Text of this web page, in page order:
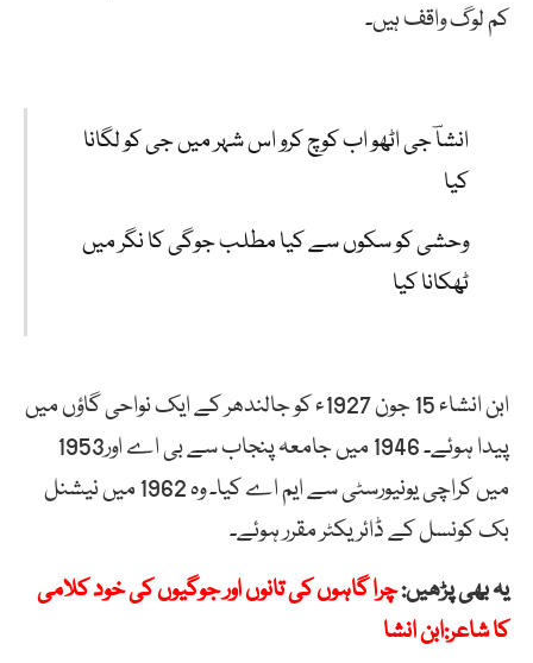
کم لوگ واقف ہیں۔
انشاؔجیاٹھوابکوچکرواسشہرمیںجیکولگانا
کیا
وحشیکوسکوںسےکیامطلبجوگیکانگرمیں
ٹھکاناکیا
ابن انشاء 15 جون 1927ء کو جالندھر کے ایک نواحی گاؤں میں
پیدا ہوئے۔ 1946 میں جامعہ پنجاب سے بی اے اور1953
میں کراچی یونیورسٹی سے ایم اے کیا۔ وہ 1962 میں نیشنل
بک کونسل کے ڈائریکٹر مقرر ہوئے۔
یہ بھی پڑھیں:چرا گاہوں کی تانوں اور جوگیوں کی خود کلامی
کا شاعر:ابن انشا